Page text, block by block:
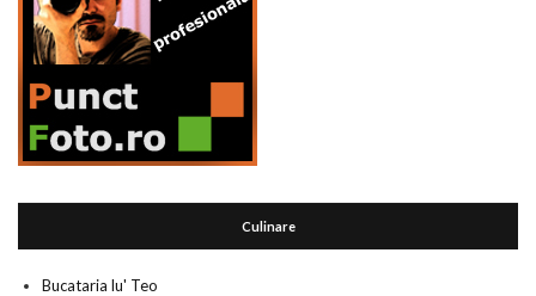
Culinare
Bucataria lu' Teo